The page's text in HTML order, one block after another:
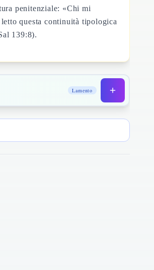
penitenziale: «Chi mi
questa continuità tipologica
139:8).
Lamento